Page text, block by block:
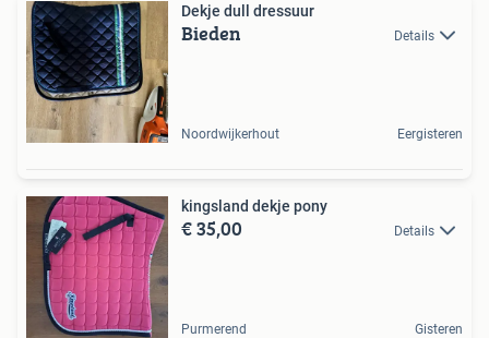
Dekje dull dressuur
Bieden Details
Noordwijkerhout Eergisteren
kingsland dekje pony
€ 35,00 Details
Purmerend Gisteren